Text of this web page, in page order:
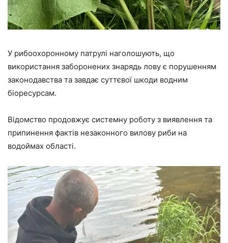
У рибоохоронному патрулі наголошують, що
використання заборонених знарядь лову є порушенням
законодавства та завдає суттєвої шкоди водним
біоресурсам.
Відомство продовжує системну роботу з виявлення та
припинення фактів незаконного вилову риби на
водоймах області.